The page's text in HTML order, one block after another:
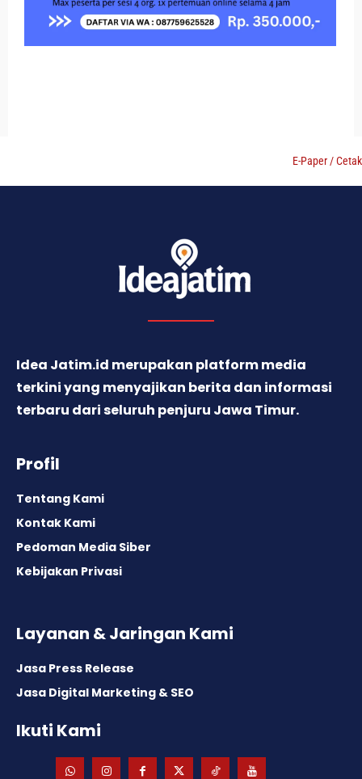
E-Paper / Cetak
Idea Jatim.id merupakan platform media
terkini yang menyajikan berita dan informasi
terbaru dari seluruh penjuru Jawa Timur.
Profil
Tentang Kami
Kontak Kami
Pedoman Media Siber
Kebijakan Privasi
Layanan & Jaringan Kami
Jasa Press Release
Jasa Digital Marketing & SEO
Ikuti Kami